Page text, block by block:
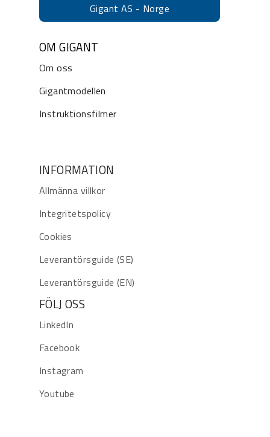
Gigant AS - Norge
OM GIGANT
Om oss
Gigantmodellen
Instruktionsfilmer
INFORMATION
Allmänna villkor
Integritetspolicy
Cookies
Leverantörsguide (SE)
Leverantörsguide (EN)
FÖLJ OSS
LinkedIn
Facebook
Instagram
Youtube